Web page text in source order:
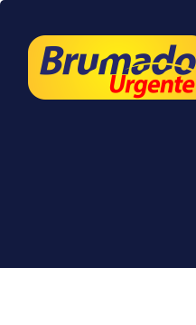
experiência. Ao continuar a
de acordo com isso.Saber mais.